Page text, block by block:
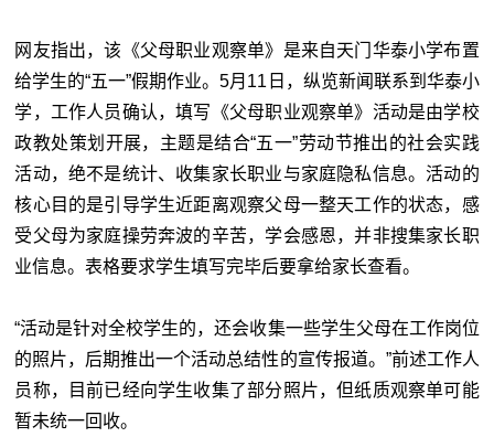
网友指出，该《父母职业观察单》是来自天门华泰小学布置
给学生的“五一”假期作业。5月11日，纵览新闻联系到华泰小
学，工作人员确认，填写《父母职业观察单》活动是由学校
政教处策划开展，主题是结合“五一”劳动节推出的社会实践
活动，绝不是统计、收集家长职业与家庭隐私信息。活动的
核心目的是引导学生近距离观察父母一整天工作的状态，感
受父母为家庭操劳奔波的辛苦，学会感恩，并非搜集家长职
业信息。表格要求学生填写完毕后要拿给家长查看。
“活动是针对全校学生的，还会收集一些学生父母在工作岗位
的照片，后期推出一个活动总结性的宣传报道。”前述工作人
员称，目前已经向学生收集了部分照片，但纸质观察单可能
暂未统一回收。